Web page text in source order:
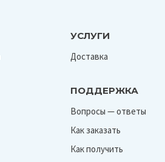
УСЛУГИ
Доставка
ПОДДЕРЖКА
Вопросы — ответы
Как заказать
Как получить